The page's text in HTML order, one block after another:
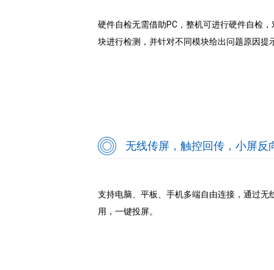
硬件自检无需借助PC，整机可进行硬件自检
块进行检测，并针对不同模块给出问题原因提
无线传屏，触控回传，小屏反
支持电脑、平板、手机多端自由连接，通过
用，一键投屏。